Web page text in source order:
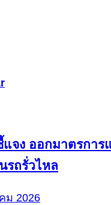
แจง ออกมาตรกา
รถรั่วไหล
ม 2026